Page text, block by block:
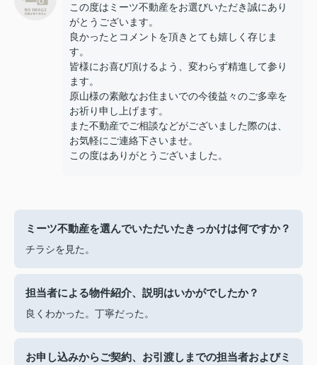
この度はミーツ不動産をお選びいただき誠にあり
がとうございます。
良かったとコメントを頂きとても嬉しく存じま
す。
皆様にお喜び頂けるよう、変わらず精進して参り
ます。
原山様の素敵なお住まいでの今後益々のご多幸を
お祈り申し上げます。
また不動産でご相談などがございました際のは、
お気軽にご連絡下さいませ。
この度はありがとうございました。
ミーツ不動産を選んでいただいたきっかけは何ですか？
チラシを見た。
担当者による物件紹介、説明はいかがでしたか？
良くわかった。丁寧だった。
お申し込みからご契約、お引渡しまでの担当者およびミ